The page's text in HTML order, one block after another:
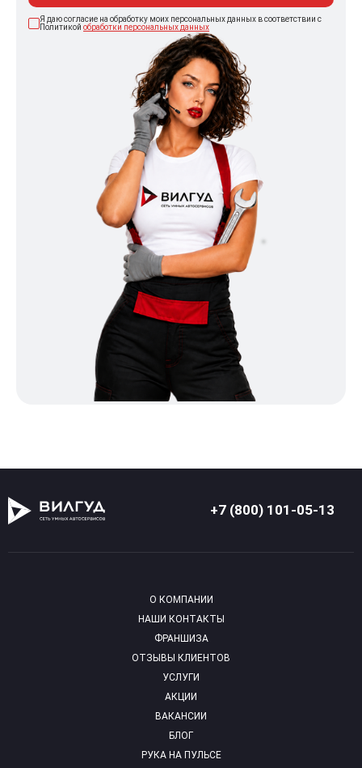
Я даю согласие на обработку моих персональных данных в соответствии с
Политикой обработки персональных данных
+7 (800) 101-05-13
О КОМПАНИИ
НАШИ КОНТАКТЫ
ФРАНШИЗА
ОТЗЫВЫ КЛИЕНТОВ
УСЛУГИ
АКЦИИ
ВАКАНСИИ
БЛОГ
РУКА НА ПУЛЬСЕ